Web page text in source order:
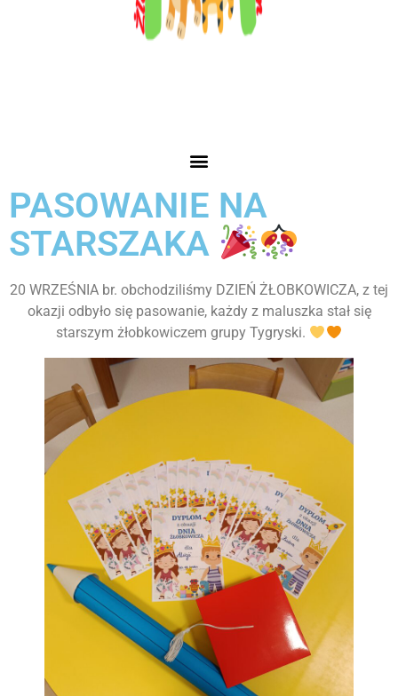
PASOWANIE NA
STARSZAKA
20 WRZEŚNIA br. obchodziliśmy DZIEŃ ŻŁOBKOWICZA, z tej
okazji odbyło się pasowanie, każdy z maluszka stał się
starszym żłobkowiczem grupy Tygryski.